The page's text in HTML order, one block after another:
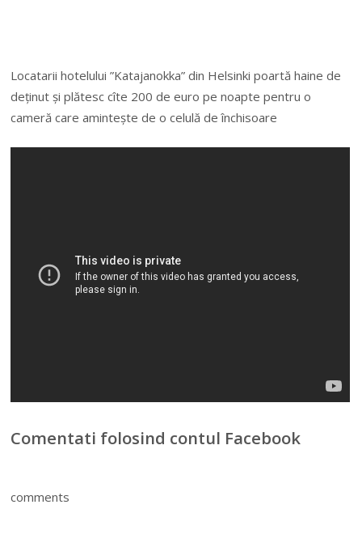
Locatarii hotelului ”Katajanokka” din Helsinki poartă haine de
deținut şi plătesc cîte 200 de euro pe noapte pentru o
cameră care amintește de o celulă de închisoare
Comentati folosind contul Facebook
comments